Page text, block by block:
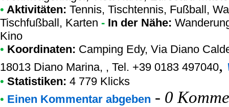
• Aktivitäten: Tennis, Tischtennis, Fußball,
Tischfußball, Karten - In der Nähe:
Kino
• Koordinaten: Camping Edy, Via Diano
18013 Diano Marina, , Tel. +39 0183 497040,
• Statistiken: 4 779 Klicks
• Einen Kommentar abgeben - 0